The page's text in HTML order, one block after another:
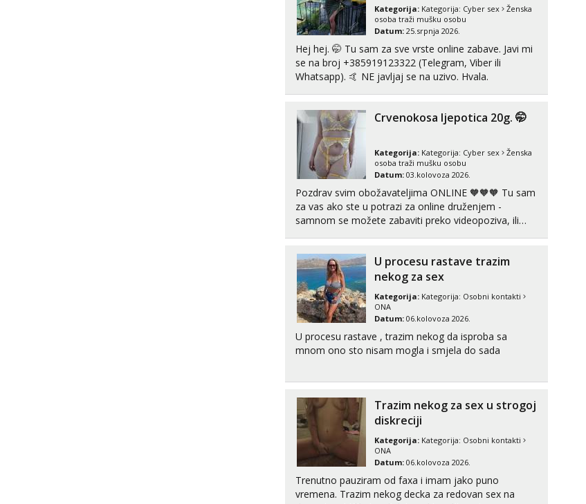
Kategorija: Kategorija: Cyber sex
Ženska
osoba traži mušku osobu
Datum: 25.srpnja 2026.
Hej hej. 🤭 Tu sam za sve vrste online zabave. Javi mi
se na broj +385919123322 (Telegram, Viber ili
Whatsapp). 🤙 NE javljaj se na uzivo. Hvala.
Crvenokosa ljepotica 20g. 🤭
Kategorija: Kategorija: Cyber sex
Ženska
osoba traži mušku osobu
Datum: 03.kolovoza 2026.
Pozdrav svim obožavateljima ONLINE 🧡🧡🧡 Tu sam
za vas ako ste u potrazi za online druženjem -
samnom se možete zabaviti preko videopoziva, ili
tipkanja uz slike i hot line pozive. Za vas sam
pripremila ...
U procesu rastave trazim
nekog za sex
Kategorija: Kategorija: Osobni kontakti
ONA
Datum: 06.kolovoza 2026.
U procesu rastave , trazim nekog da isproba sa
mnom ono sto nisam mogla i smjela do sada
Trazim nekog za sex u strogoj
diskreciji
Kategorija: Kategorija: Osobni kontakti
ONA
Datum: 06.kolovoza 2026.
Trenutno pauziram od faxa i imam jako puno
vremena. Trazim nekog decka za redovan sex na